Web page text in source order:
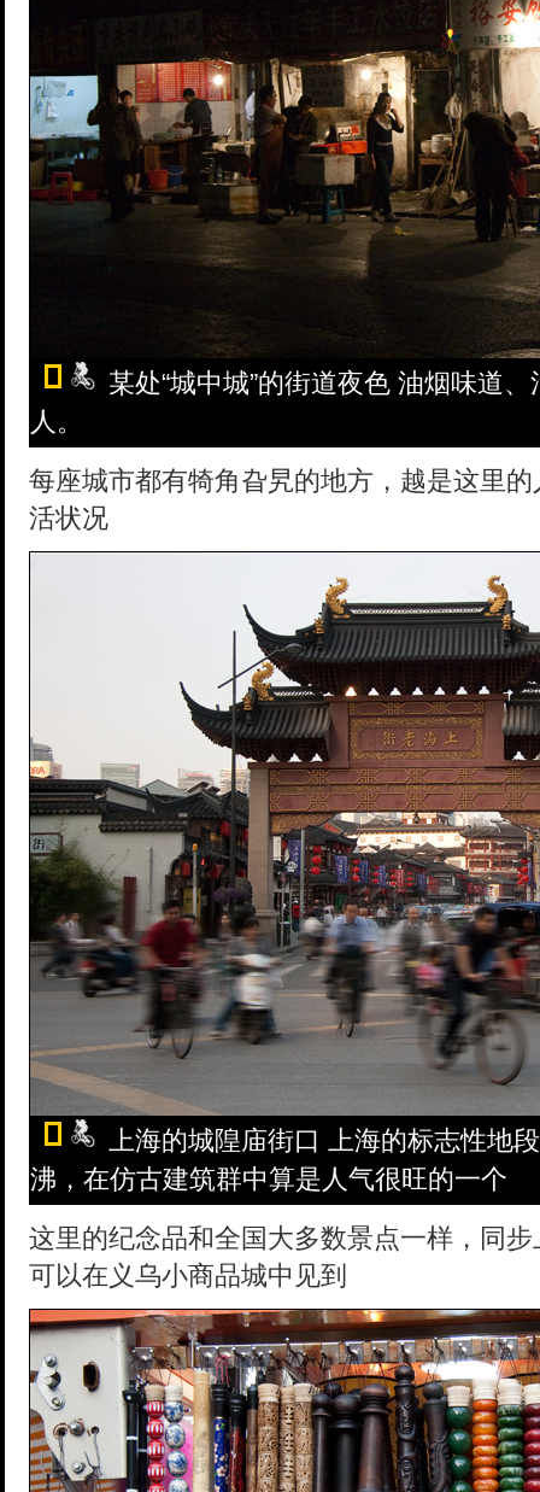
某处“城中城”的街道夜色 油烟味道
人。
每座城市都有犄角旮旯的地方，越是这里
活状况
上海的城隍庙街口 上海的标志性地
沸，在仿古建筑群中算是人气很旺的一个
这里的纪念品和全国大多数景点一样，同
可以在义乌小商品城中见到